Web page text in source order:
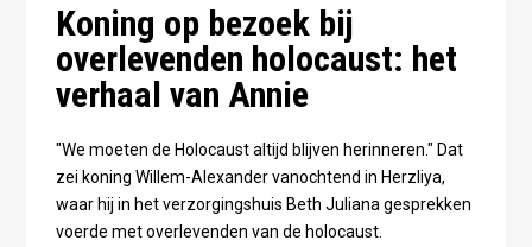
Koning op bezoek bij
overlevenden holocaust: het
verhaal van Annie
"We moeten de Holocaust altijd blijven herinneren." Dat
zei koning Willem-Alexander vanochtend in Herzliya,
waar hij in het verzorgingshuis Beth Juliana gesprekken
voerde met overlevenden van de holocaust.